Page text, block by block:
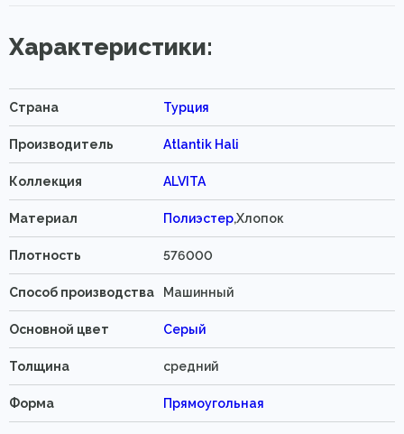
Характеристики:
Страна Турция
Производитель Atlantik Hali
Коллекция ALVITA
Материал Полиэстер,Хлопок
Плотность 576000
Способ производства Машинный
Основной цвет Серый
Толщина средний
Форма Прямоугольная